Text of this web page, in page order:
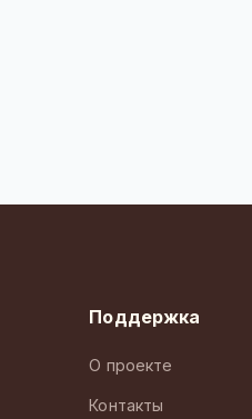
Поддержка
О проекте
Контакты